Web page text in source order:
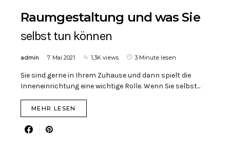
Raumgestaltung und was Sie
selbst tun können
admin 7. Mai 2021 1,3K views 3 Minute lesen
Sie sind gerne in Ihrem Zuhause und dann spielt die
Inneneinrichtung eine wichtige Rolle. Wenn Sie selbst...
MEHR LESEN